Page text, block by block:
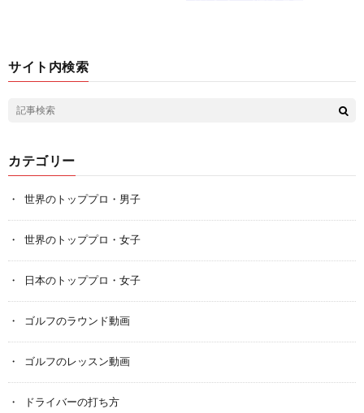
サイト内検索
カテゴリー
世界のトッププロ・男子
世界のトッププロ・女子
日本のトッププロ・女子
ゴルフのラウンド動画
ゴルフのレッスン動画
ドライバーの打ち方